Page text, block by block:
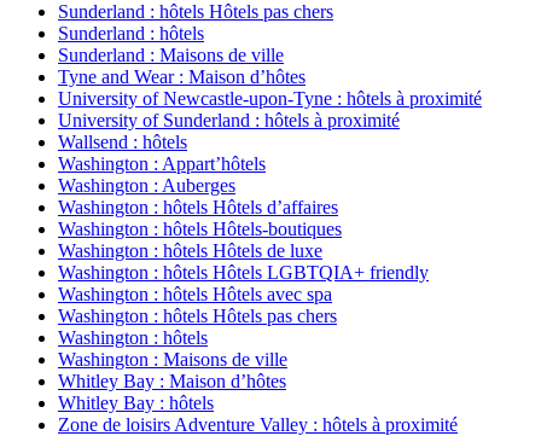
Sunderland : hôtels Hôtels pas chers
Sunderland : hôtels
Sunderland : Maisons de ville
Tyne and Wear : Maison d’hôtes
University of Newcastle-upon-Tyne : hôtels à proximité
University of Sunderland : hôtels à proximité
Wallsend : hôtels
Washington : Appart’hôtels
Washington : Auberges
Washington : hôtels Hôtels d’affaires
Washington : hôtels Hôtels-boutiques
Washington : hôtels Hôtels de luxe
Washington : hôtels Hôtels LGBTQIA+ friendly
Washington : hôtels Hôtels avec spa
Washington : hôtels Hôtels pas chers
Washington : hôtels
Washington : Maisons de ville
Whitley Bay : Maison d’hôtes
Whitley Bay : hôtels
Zone de loisirs Adventure Valley : hôtels à proximité